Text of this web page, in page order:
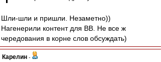
Шли-шли и пришли. Незаметно))
Нагенерили контент для ВВ. Не все ж
чередования в корне слов обсуждать)
Карелин -